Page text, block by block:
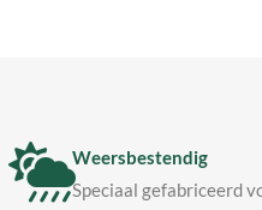
Weersbestendig
Speciaal gefabriceerd